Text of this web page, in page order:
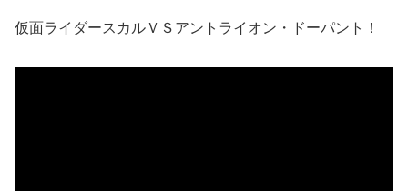
仮面ライダースカルＶＳアントライオン・ドーパント！